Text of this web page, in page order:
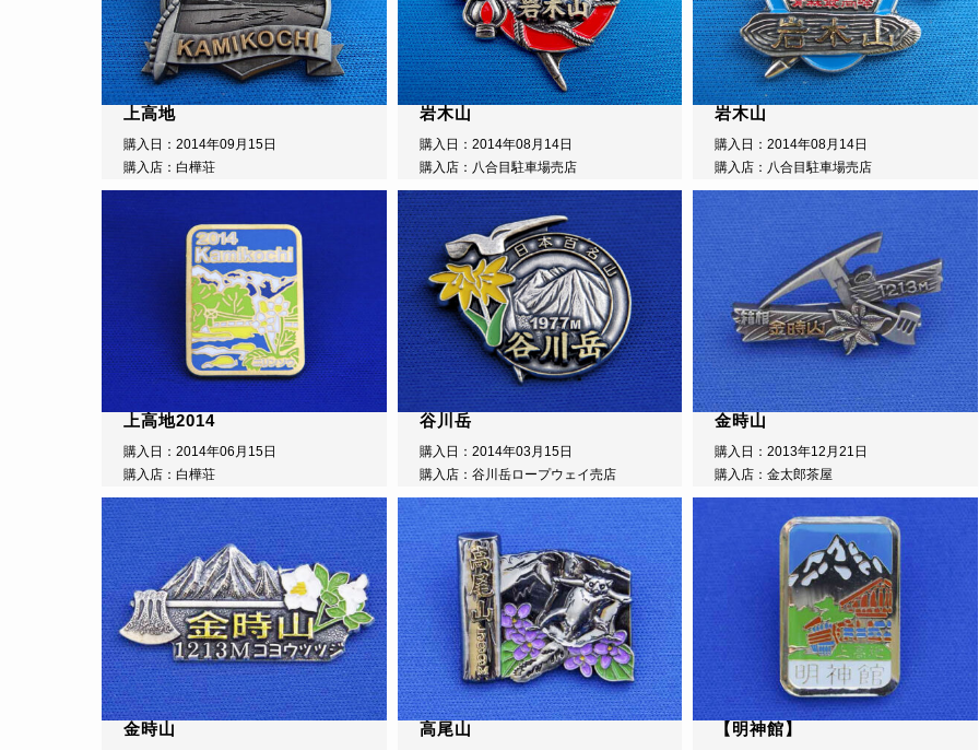
上高地
購入日：2014年09月15日
購入店：白樺荘
上高地2014
購入日：2014年06月15日
購入店：白樺荘
金時山
岩木山
購入日：2014年08月14日
購入店：八合目駐車場売店
谷川岳
購入日：2014年03月15日
購入店：谷川岳ロープウェイ売店
高尾山
岩木山
購入日：2014年08月14日
購入店：八合目駐車場売店
金時山
購入日：2013年12月21日
購入店：金太郎茶屋
【明神館】